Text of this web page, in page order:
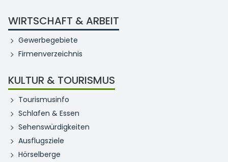
WIRTSCHAFT & ARBEIT
Gewerbegebiete
Firmenverzeichnis
KULTUR & TOURISMUS
Tourismusinfo
Schlafen & Essen
Sehenswürdigkeiten
Ausflugsziele
Hörselberge